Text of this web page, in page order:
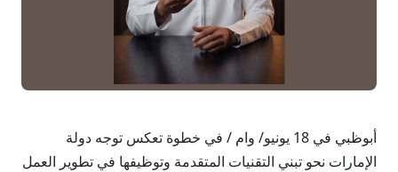
أبوظبي في 18 يونيو/ وام / في خطوة تعكس توجه دولة
الإمارات نحو تبني التقنيات المتقدمة وتوظيفها في تطوير العمل